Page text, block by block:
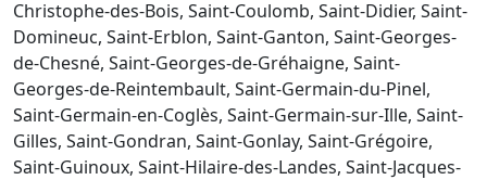
Christophe-des-Bois, Saint-Coulomb, Saint-Didier, Saint-
Domineuc, Saint-Erblon, Saint-Ganton, Saint-Georges-
de-Chesné, Saint-Georges-de-Gréhaigne, Saint-
Georges-de-Reintembault, Saint-Germain-du-Pinel,
Saint-Germain-en-Coglès, Saint-Germain-sur-Ille, Saint-
Gilles, Saint-Gondran, Saint-Gonlay, Saint-Grégoire,
Saint-Guinoux, Saint-Hilaire-des-Landes, Saint-Jacques-